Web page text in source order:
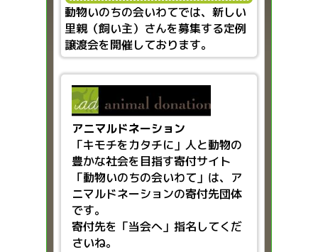
動物いのちの会いわてでは、新しい
里親（飼い主）さんを募集する定例
譲渡会を開催しております。
アニマルドネーション
「キモチをカタチに」人と動物の
豊かな社会を目指す寄付サイト
「動物いのちの会いわて」は、ア
ニマルドネーションの寄付先団体
です。
寄付先を「当会へ」指名してくだ
さいね。